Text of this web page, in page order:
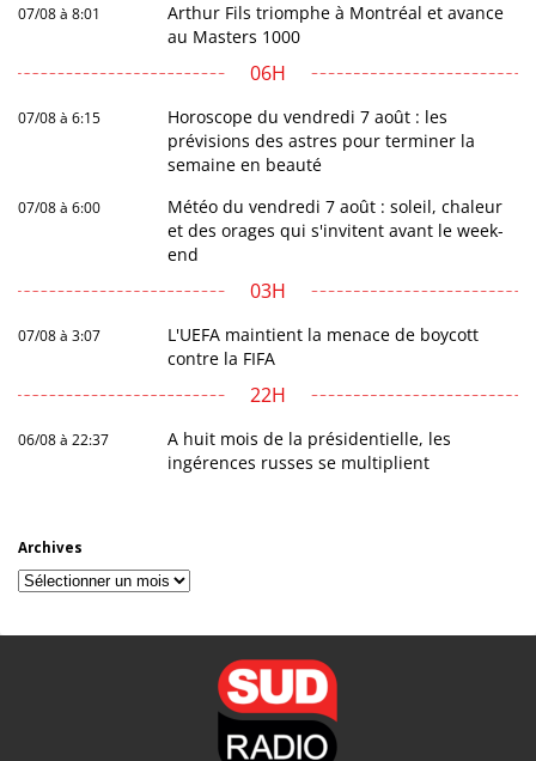
07/08 à 8:01
Arthur Fils triomphe à Montréal et avance
au Masters 1000
06H
07/08 à 6:15
Horoscope du vendredi 7 août : les
prévisions des astres pour terminer la
semaine en beauté
07/08 à 6:00
Météo du vendredi 7 août : soleil, chaleur
et des orages qui s'invitent avant le week-
end
03H
07/08 à 3:07
L'UEFA maintient la menace de boycott
contre la FIFA
22H
06/08 à 22:37
A huit mois de la présidentielle, les
ingérences russes se multiplient
Archives
Archives